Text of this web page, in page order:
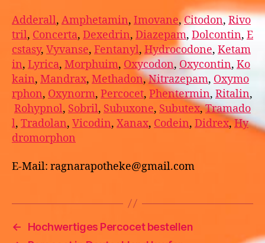
Adderall, Amphetamin, Imovane,Citodon,Rivo
tril, Concerta, Dexedrin, Diazepam, Dolcontin, E
cstasy, Vyvanse, Fentanyl, Hydrocodone, Ketam
in, Lyrica, Morphuim, Oxycodon, Oxycontin, Ko
kain, Mandrax, Methadon,Nitrazepam, Oxymo
rphon, Oxynorm, Percocet, Phentermin, Ritalin,
Rohypnol, Sobril, Subuxone, Subutex,Tramado
l, Tradolan, Vicodin, Xanax, Codein, Didrex,Hy
dromorphon
E-Mail: ragnarapotheke@gmail.com
←
Hochwertiges Percocet bestellen